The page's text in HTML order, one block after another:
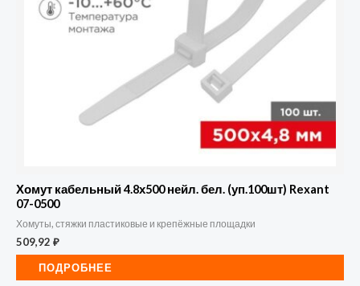
Хомут кабельный 4.8х500 нейл. бел. (уп.100шт) Rexant
07-0500
Хомуты, стяжки пластиковые и крепёжные площадки
509,92 ₽
ПОДРОБНЕЕ